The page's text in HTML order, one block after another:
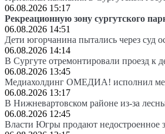
06.08.2026 15:17
Рекреационную зону сургутского
06.08.2026 14:51
Дети югорчанина пытались через суд
06.08.2026 14:14
В Сургуте отремонтировали проезд к
06.08.2026 13:45
Медиахолдинг ОМЕДИА! исполнил
06.08.2026 13:17
В Нижневартовском районе из-за
06.08.2026 12:45
Власти Югры продают недостроенное